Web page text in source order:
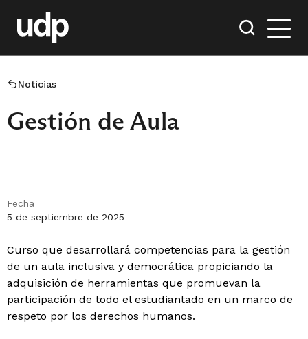
Noticias
Gestión de Aula
Fecha
5 de septiembre de 2025
Curso que desarrollará competencias para la gestión
de un aula inclusiva y democrática propiciando la
adquisición de herramientas que promuevan la
participación de todo el estudiantado en un marco de
respeto por los derechos humanos.